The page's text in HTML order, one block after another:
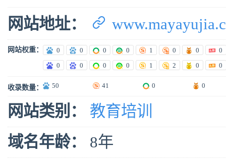
网站地址： 
网站权重： 0 0 0 0 1 0 0
0
0
0 0 0 1 2 0 0
收录数量： 50 41 0 0
网站类别：
教育培训
域名年龄：
8年